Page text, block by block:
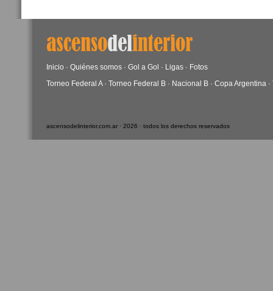
Inicio · Quiénes somos · Gol a Gol · Ligas · Fotos
Torneo Federal A· Torneo Federal B · Nacional B · Copa Argentina ·
ascensodelinterior.com.ar · 2026 · todos los derechos reservados